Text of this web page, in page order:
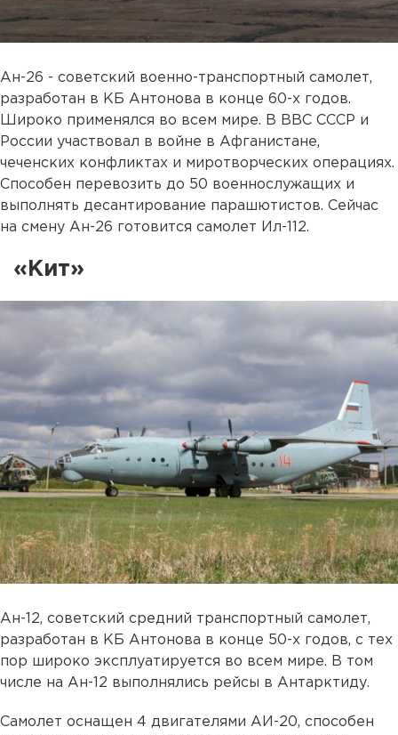
Ан-26 - советский военно-транспортный самолет,
разработан в КБ Антонова в конце 60-х годов.
Широко применялся во всем мире. В ВВС СССР и
России участвовал в войне в Афганистане,
чеченских конфликтах и миротворческих операциях.
Способен перевозить до 50 военнослужащих и
выполнять десантирование парашютистов. Сейчас
на смену Ан-26 готовится самолет Ил-112.
«Кит»
Ан-12, советский средний транспортный самолет,
разработан в КБ Антонова в конце 50-х годов, с тех
пор широко эксплуатируется во всем мире. В том
числе на Ан-12 выполнялись рейсы в Антарктиду.
Самолет оснащен 4 двигателями АИ-20, способен